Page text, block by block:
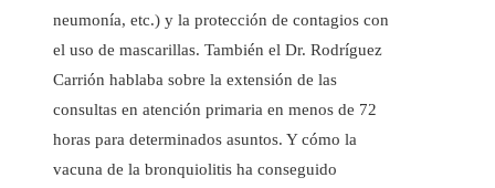
neumonía, etc.) y la protección de contagios con
el uso de mascarillas. También el Dr. Rodríguez
Carrión hablaba sobre la extensión de las
consultas en atención primaria en menos de 72
horas para determinados asuntos. Y cómo la
vacuna de la bronquiolitis ha conseguido